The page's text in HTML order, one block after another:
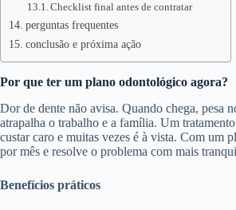
Checklist final antes de contratar
perguntas frequentes
conclusão e próxima ação
Por que ter um plano odontológico agora?
Dor de dente não avisa. Quando chega, pesa
atrapalha o trabalho e a família. Um
custar caro e muitas vezes é à vista. Com um
por mês e resolve o problema com mais
Benefícios práticos